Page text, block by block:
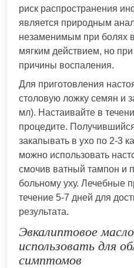
риск распространения
является природным
незаменимым при болях
мягким действием, но
причины воспаления.
Для приготовления
столовую ложку семян и
мл). Настаивайте в
процедите.
закапывать в ухо по 2-3
можно использовать
смочив ватный тампон и
больному уху. Лечебные
течение 5-7 дней для
результата.
Эвкалиптовое
использовать для
симптомов